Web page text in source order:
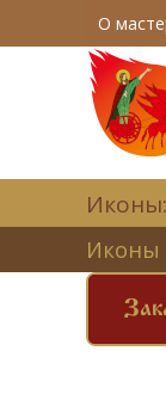
О
Иконы:
Иконы